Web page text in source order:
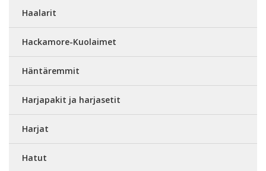
Haalarit
Hackamore-Kuolaimet
Häntäremmit
Harjapakit ja harjasetit
Harjat
Hatut